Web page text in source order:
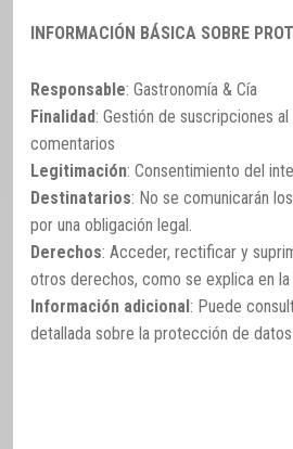
INFORMACIÓN BÁSICA SOBRE
Responsable: Gastronomía & Cía
Finalidad: Gestión de suscripciones
comentarios
Legitimación: Consentimiento del
Destinatarios: No se comunicarán
por una obligación legal.
Derechos: Acceder, rectificar y
otros derechos, como se explica en
Información adicional: Puede
detallada sobre la protección de datos